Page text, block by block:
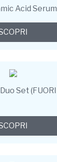
Acid Serum
Set (FUORI